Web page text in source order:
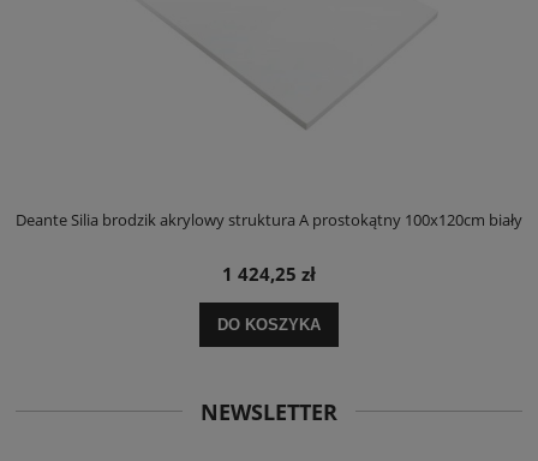
Deante Silia brodzik akrylowy struktura A prostokątny 100x120cm biały
1 424,25 zł
DO KOSZYKA
NEWSLETTER